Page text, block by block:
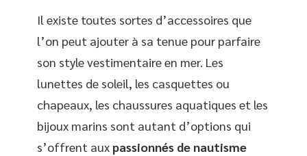
Il existe toutes sortes d’accessoires que
l’on peut ajouter à sa tenue pour parfaire
son style vestimentaire en mer. Les
lunettes de soleil, les casquettes ou
chapeaux, les chaussures aquatiques et les
bijoux marins sont autant d’options qui
s’offrent aux passionnés de nautisme